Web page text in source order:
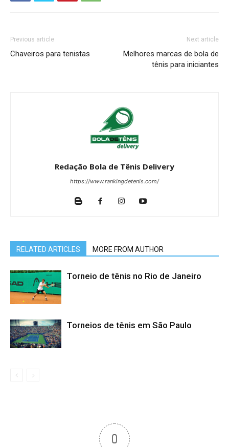
Previous article
Chaveiros para tenistas
Next article
Melhores marcas de bola de
tênis para iniciantes
Redação Bola de Tênis Delivery
https://www.rankingdetenis.com/
RELATED ARTICLES MORE FROM AUTHOR
Torneio de tênis no Rio de Janeiro
Torneios de tênis em São Paulo
0